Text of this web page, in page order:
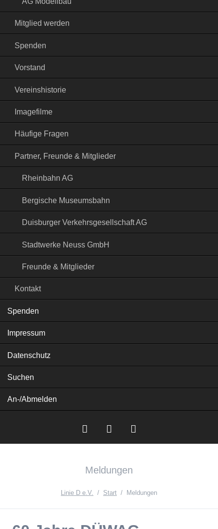
Mitglied werden
Spenden
Vorstand
Vereinshistorie
Imagefilme
Häufige Fragen
Partner, Freunde & Mitglieder
Rheinbahn AG
Bergische Museumsbahn
Duisburger Verkehrsgesellschaft AG
Stadtwerke Neuss GmbH
Freunde & Mitglieder
Kontakt
Spenden
Impressum
Datenschutz
Suchen
An-/Abmelden
InstagramFacebookEnglish
deutschen
Meldungen
Linie D e.V. Start Meldungen